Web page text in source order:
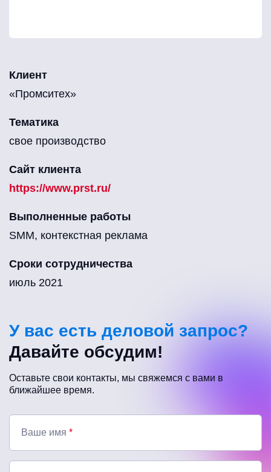
Клиент
«Промситех»
Тематика
свое производство
Сайт клиента
https://www.prst.ru/
Выполненные работы
SMM, контекстная реклама
Сроки сотрудничества
июль 2021
У вас есть деловой запрос?
Давайте обсудим!
Оставьте свои контакты, мы свяжемся с вами в
ближайшее время.
Ваше имя *